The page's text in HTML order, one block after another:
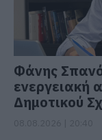
Φάνης
ενεργειακή
Δημοτικού